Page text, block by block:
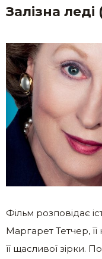
Залізна леді
Фільм розповідає
Маргарет Тетчер, її
її щасливої зірки.